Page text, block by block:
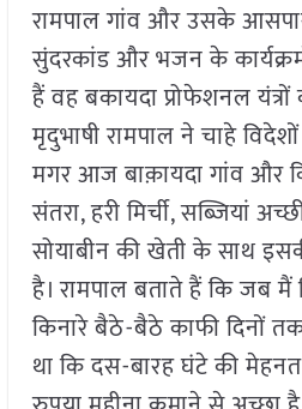
रामपाल गांव और उसके
सुंदरकांड और भजन के
हैं वह बकायदा प्रोफेशनल
मृदुभाषी रामपाल ने चाहे
मगर आज बाक़ायदा गांव और
संतरा, हरी मिर्ची, सब्जियां
सोयाबीन की खेती के साथ
है। रामपाल बताते हैं कि जब मैं
किनारे बैठे-बैठे काफी दिनों
था कि दस-बारह घंटे की